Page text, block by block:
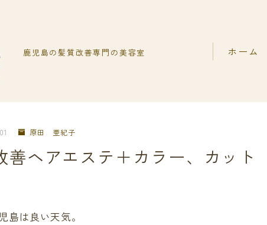
鹿児島の髪質改善専門の美容室 ホーム
原田 亜紀子
善ヘアエステ＋カラー、カット
島は良い天気。